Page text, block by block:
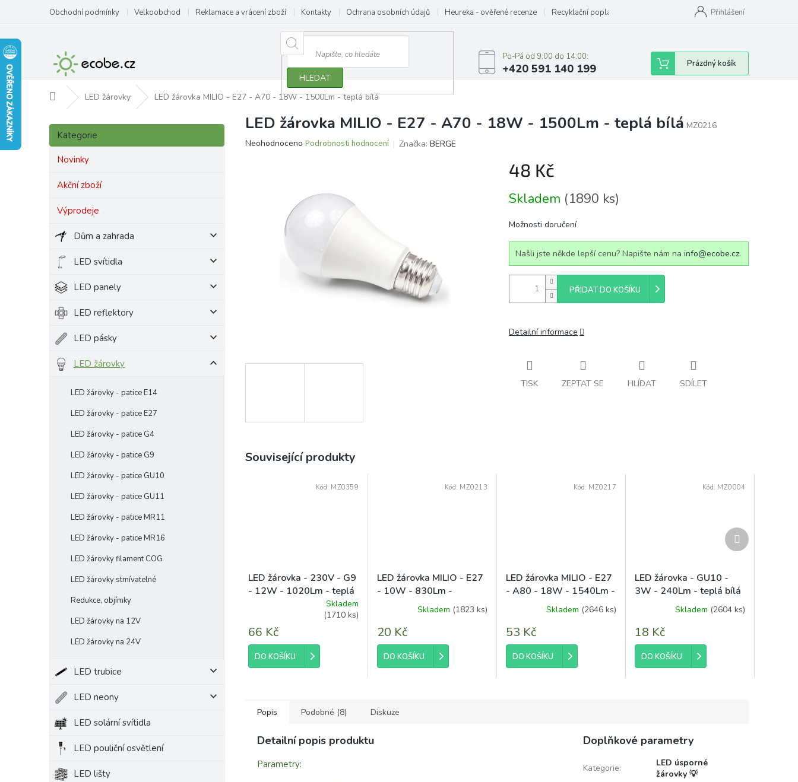
obsah
Obchodní podmínky Velkoobchod Reklamace a vrácení zboží Kontakty Ochrana osobních údajů Heureka - ověřené recenze Recyklační poplatky Přihlášení
HLEDAT
Po-Pá od 9:00 do 14:00:
+420 591 140 199
Nákupní
košík
Prázdný košík
Domů LED žárovky LED žárovka MILIO - E27 - A70 - 18W - 1500Lm - teplá bílá
P
s
p
Přeskočit
kategorie
Kategorie
Novinky
Akční zboží
Výprodeje
Dům a zahrada
LED svítidla
LED panely
LED reflektory
LED pásky
LED žárovky
LED žárovky - patice E14
LED žárovky - patice E27
LED žárovky - patice G4
LED žárovky - patice G9
LED žárovky - patice GU10
LED žárovky - patice GU11
LED žárovky - patice MR11
LED žárovky - patice MR16
LED žárovky filament COG
LED žárovky stmívatelné
Redukce, objímky
LED žárovky na 12V
LED žárovky na 24V
LED trubice
LED neony
LED solární svítidla
LED pouliční osvětlení
LED lišty
LED žárovka MILIO - E27 - A70 - 18W - 1500Lm - teplá bílá MZ0216
Průměrné
Neohodnoceno Podrobnosti hodnocení Značka: BERGE
48 Kč
cena:
Skladem (1890 ks)
Možnosti doručení
Našli jste někde lepší cenu? Napište nám na info@ecobe.cz.
PŘIDAT DO KOŠÍKU
Detailní informace
TISK ZEPTAT SE HLÍDAT SDÍLET
Související produkty
LED žárovka - 230V - G9
- 12W - 1020Lm - teplá
produktu
je
3,8
z
Skladem
(1710 ks)
66 Kč
DO KOŠÍKU
Kód: MZ0359
LED žárovka MILIO - E27
- 10W - 830Lm -
studená bíláSkladem (1823 ks)
20 Kč
DO KOŠÍKU
Kód: MZ0213
LED žárovka MILIO - E27
- A80 - 18W - 1540Lm -
neutrální bíláSkladem (2646 ks)
53 Kč
DO KOŠÍKU
Kód: MZ0217
LED žárovka - GU10 -
3W - 240Lm - teplá bílá
Skladem (2604 ks)
18 Kč
DO KOŠÍKU
Kód: MZ0004
Další
produkt
Popis Podobné (8) Diskuze
Detailní popis produktu
Parametry:
Doplňkové parametry
Kategorie:
LED úsporné
žárovky 💡